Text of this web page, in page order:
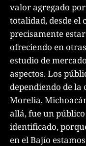
valor agregado
totalidad, desde el
precisamente
ofreciendo en
estudio de
aspectos. Los
dependiendo de la
Morelia,
allá, fue un
identificado,
en el Bajío